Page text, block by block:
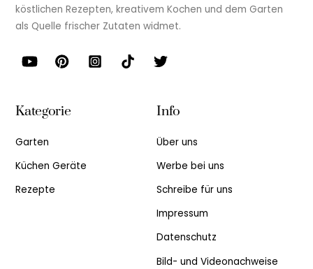
köstlichen Rezepten, kreativem Kochen und dem Garten
als Quelle frischer Zutaten widmet.
Kategorie
Garten
Küchen Geräte
Rezepte
Info
Über uns
Werbe bei uns
Schreibe für uns
Impressum
Datenschutz
Bild- und Videonachweise